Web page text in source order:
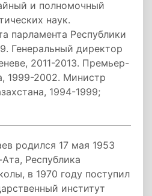
и полномочный
наук.
парламента Республики
Генеральный директор
2011-2013. Премьер-
1999-2002. Министр
1994-1999;
родился 17 мая 1953
Республика
в 1970 году поступил
институт